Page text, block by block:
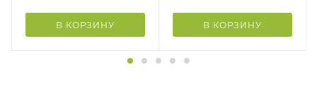
В КОРЗИНУ В КОРЗИНУ